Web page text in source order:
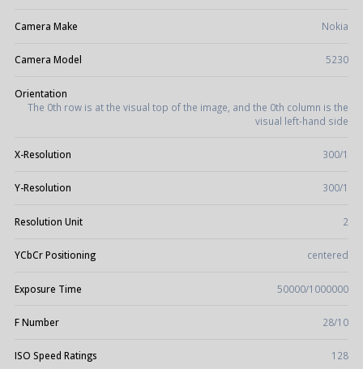
Camera Make Nokia
Camera Model 5230
Orientation
The 0th row is at the visual top of the image, and the 0th column is the
visual left-hand side
X-Resolution 300/1
Y-Resolution 300/1
Resolution Unit 2
YCbCr Positioning centered
Exposure Time 50000/1000000
F Number 28/10
ISO Speed Ratings 128